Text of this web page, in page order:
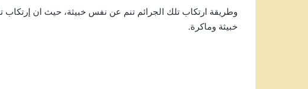
وطريقة ارتكاب تلك الجرائم تنم عن نفس خبيثة، حيث ان إرتكاب
خبيثة وماكرة.